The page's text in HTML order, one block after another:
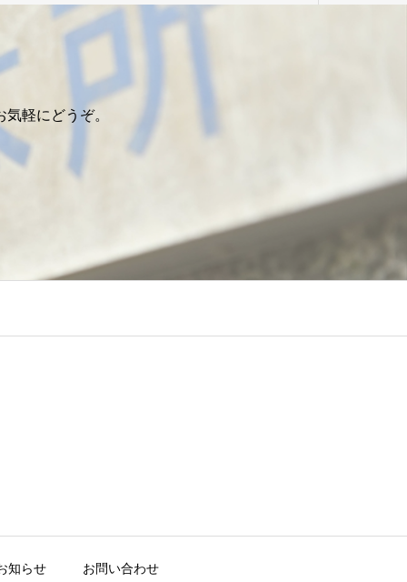
軽にどうぞ。
知らせ お問い合わせ